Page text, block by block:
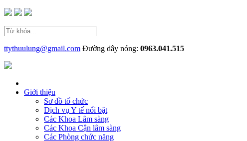
ttythuulung@gmail.com Đường dây nóng: 0963.041.515
Giới thiệu
Sơ đồ tổ chức
Dịch vụ Y tế nổi bật
Các Khoa Lâm sàng
Các Khoa Cận lâm sàng
Các Phòng chức năng